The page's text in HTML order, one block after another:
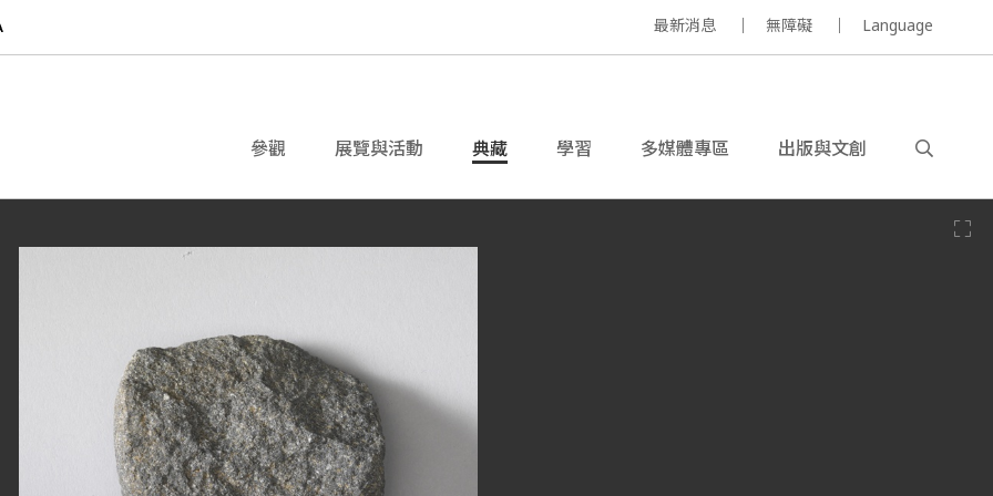
最新消息 無障礙 Language
參觀 展覽與活動 典藏 學習 多媒體專區 出版與文創